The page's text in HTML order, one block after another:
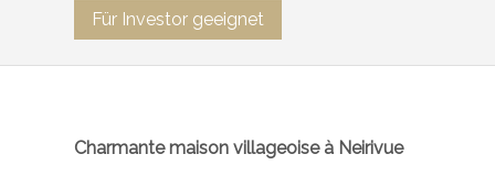
Für Investor geeignet
Charmante maison villageoise à Neirivue